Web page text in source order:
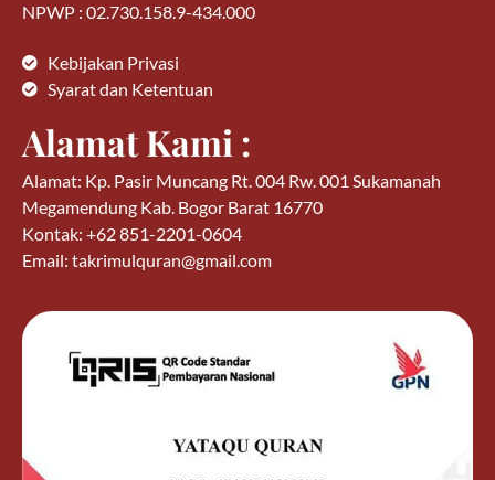
NPWP : 02.730.158.9-434.000
Kebijakan Privasi
Syarat dan Ketentuan
Alamat Kami :
Alamat: Kp. Pasir Muncang Rt. 004 Rw. 001 Sukamanah
Megamendung Kab. Bogor Barat 16770
Kontak: +62 851-2201-0604
Email: takrimulquran@gmail.com